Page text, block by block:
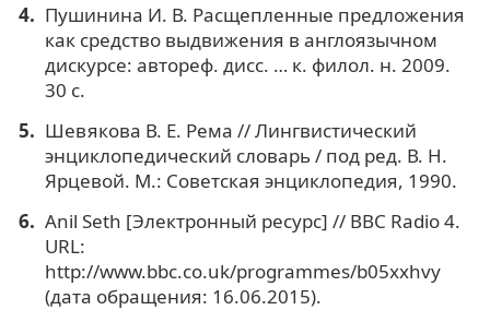
Пушинина И. В. Расщепленные предложения
как средство выдвижения в англоязычном
дискурсе: автореф. дисс. … к. филол. н. 2009.
30 с.
Шевякова В. Е. Рема // Лингвистический
энциклопедический словарь / под ред. В. Н.
Ярцевой. М.: Советская энциклопедия, 1990.
Anil Seth [Электронный ресурс] // BBC Radio 4.
URL:
http://www.bbc.co.uk/programmes/b05xxhvy
(дата обращения: 16.06.2015).